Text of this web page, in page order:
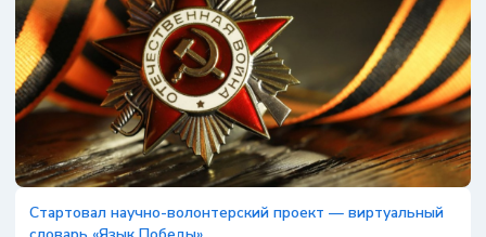
Стартовал научно-волонтерский проект — виртуальный